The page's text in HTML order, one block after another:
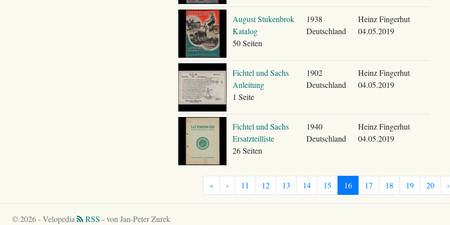
August Stukenbrok
Katalog
50 Seiten
1938
Deutschland
Heinz Fingerhut
04.05.2019
Fichtel und Sachs
Anleitung
1 Seite
1902
Deutschland
Heinz Fingerhut
04.05.2019
Fichtel und Sachs
Ersatzteilliste
26 Seiten
1940
Deutschland
Heinz Fingerhut
04.05.2019
« ‹ 11 12 13 14 15 16 17 18 19 20 ›
© 2026 - Velopedia RSS - von Jan-Peter Zurek